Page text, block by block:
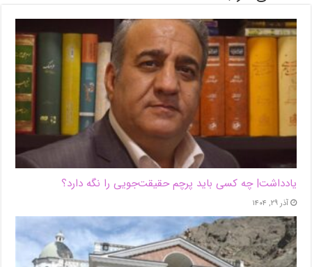
یادداشت| ‌چه کسی باید پرچم حقیقت‌جویی را نگه دارد؟
آذر ۲۹, ۱۴۰۴